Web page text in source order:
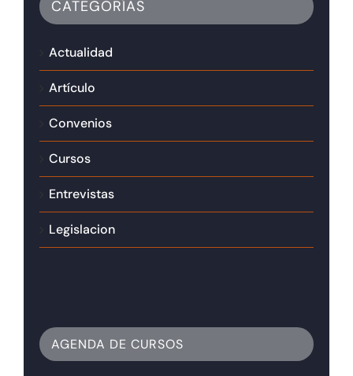
CATEGORÍAS
Actualidad
Artículo
Convenios
Cursos
Entrevistas
Legislacion
AGENDA DE CURSOS